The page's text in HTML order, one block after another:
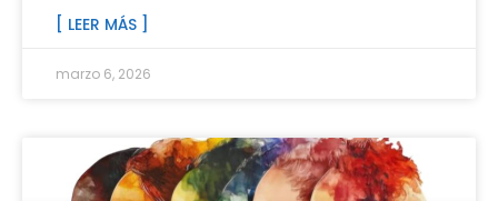
[ LEER MÁS ]
marzo 6, 2026